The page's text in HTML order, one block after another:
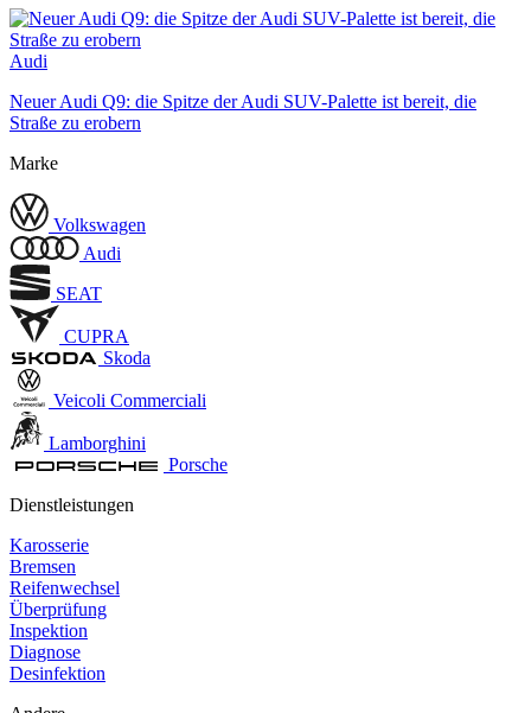
Audi
Neuer Audi Q9: die Spitze der Audi SUV-Palette ist bereit, die
Straße zu erobern
Marke
Volkswagen
Audi
SEAT
CUPRA
Skoda
Veicoli Commerciali
Lamborghini
Porsche
Dienstleistungen
Karosserie
Bremsen
Reifenwechsel
Überprüfung
Inspektion
Diagnose
Desinfektion